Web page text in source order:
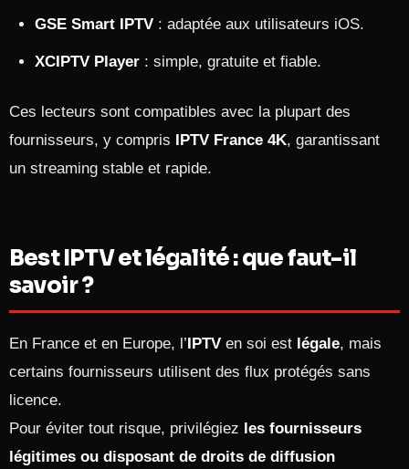
GSE Smart IPTV : adaptée aux utilisateurs iOS.
XCIPTV Player : simple, gratuite et fiable.
Ces lecteurs sont compatibles avec la plupart des
fournisseurs, y compris IPTV France 4K, garantissant
un streaming stable et rapide.
Best IPTV et légalité : que faut-il
savoir ?
En France et en Europe, l’IPTV en soi est légale, mais
certains fournisseurs utilisent des flux protégés sans
licence.
Pour éviter tout risque, privilégiez les fournisseurs
légitimes ou disposant de droits de diffusion